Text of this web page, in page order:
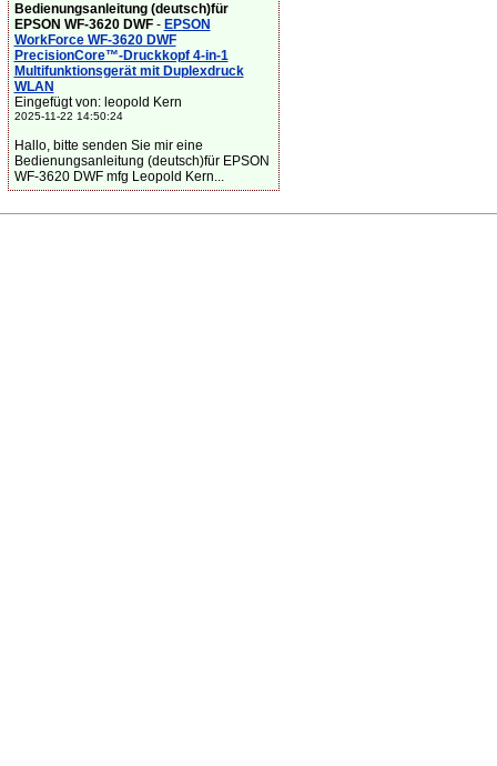
Bedienungsanleitung (deutsch)für
EPSON WF-3620 DWF- EPSON
WorkForce WF-3620 DWF
PrecisionCore™-Druckkopf 4-in-1
Multifunktionsgerät mit Duplexdruck
WLAN
Eingefügt von: leopold Kern
2025-11-22 14:50:24
Hallo, bitte senden Sie mir eine
Bedienungsanleitung (deutsch)für EPSON
WF-3620 DWF mfg Leopold Kern...